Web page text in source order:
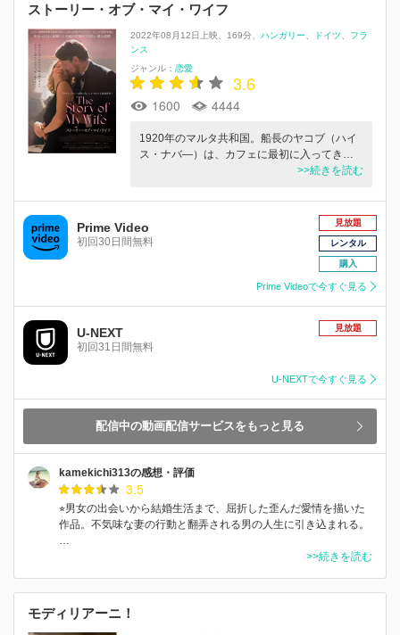
ストーリー・オブ・マイ・ワイフ
2022年08月12日上映 169分 ハンガリー ドイツ
フラ
ンス
ジャンル： 恋愛
3.6
1600 4444
1920年のマルタ共和国。船長のヤコブ（ハイ
ス・ナバ―）は、カフェに最初に入ってき…
>>続きを読む
Prime Video
初回30日間無料
見放題
レンタル
購入
Prime Videoで今すぐ見る
U-NEXT
初回31日間無料
見放題
U-NEXTで今すぐ見る
配信中の動画配信サービスをもっと見る
kamekichi313の感想・評価
3.5
⭐︎男女の出会いから結婚生活まで、屈折した歪んだ愛情を描いた
作品。不気味な妻の行動と翻弄される男の人生に引き込まれる。
>>続きを読む
モディリアーニ！